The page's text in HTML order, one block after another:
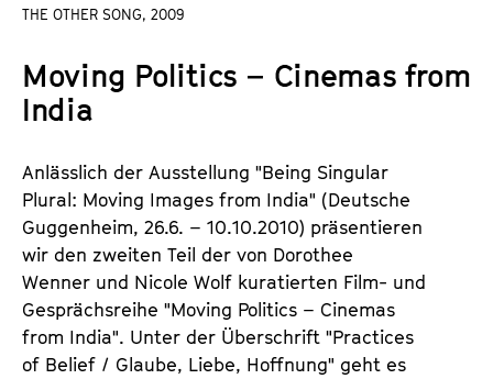
t
t
V
.
THE OTHER SONG, 2009
Moving Politics – Cinemas from
India
Anlässlich der Ausstellung "Being Singular
Plural: Moving Images from India" (Deutsche
Guggenheim, 26.6. – 10.10.2010) präsentieren
wir den zweiten Teil der von Dorothee
Wenner und Nicole Wolf kuratierten Film- und
Gesprächsreihe "Moving Politics – Cinemas
from India". Unter der Überschrift "Practices
of Belief / Glaube, Liebe, Hoffnung" geht es